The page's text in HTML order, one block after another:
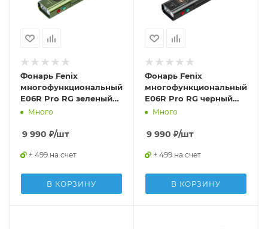
Фонарь Fenix
многофункциональный
E06R Pro RG зеленый
1600 люмен
Много
9 990 ₽/шт
+ 499 на счет
В КОРЗИНУ
Фонарь Fenix
многофункциональный
E06R Pro RG черный
1600 люмен
Много
9 990 ₽/шт
+ 499 на счет
В КОРЗИНУ